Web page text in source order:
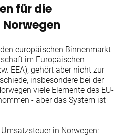
für die
europäischen Binnenmarkt
im Europäischen
EEA), gehört aber nicht zur
insbesondere bei der
viele Elemente des EU-
- aber das System ist
in Norwegen: